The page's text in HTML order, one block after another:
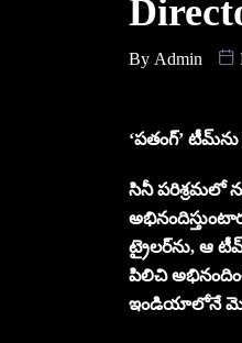
By Admin
‘పతంగ్‌’ టీమ్‌ను
సినీ పరిశ్రమలో
ట్రైలర్‌ను, ఆ
పిలిచి
ఇండియాలోనే